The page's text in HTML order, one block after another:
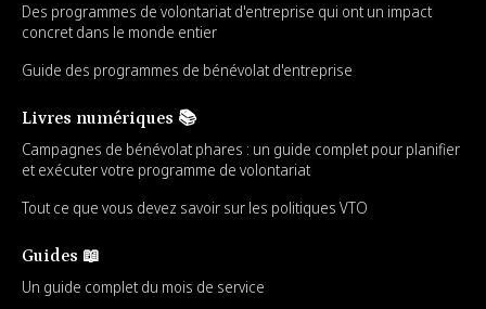
Des programmes de volontariat d'entreprise qui ont un impact
concret dans le monde entier
Guide des programmes de bénévolat d'entreprise
Livres numériques 📚
Campagnes de bénévolat phares : un guide complet pour planifier
et exécuter votre programme de volontariat
Tout ce que vous devez savoir sur les politiques VTO
Guides 📖
Un guide complet du mois de service